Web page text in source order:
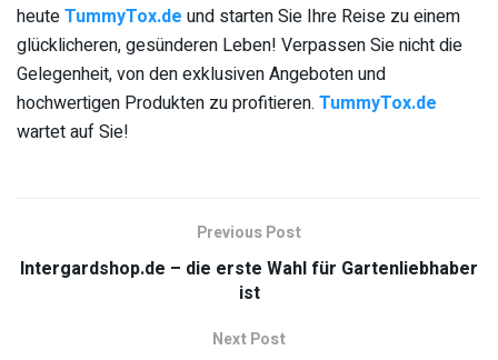
heuteTummyTox.de und starten Sie Ihre Reise zu einem
glücklicheren, gesünderen Leben! Verpassen Sie nicht die
Gelegenheit, von den exklusiven Angeboten und
hochwertigen Produkten zu profitieren. TummyTox.de
wartet auf Sie!
Previous Post
Intergardshop.de – die erste Wahl für Gartenliebhaber
ist
Next Post